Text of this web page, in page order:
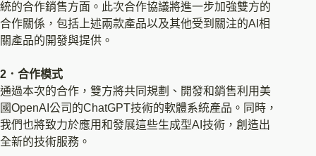
統的合作銷售方面。此次合作協議將進一步加強雙方的
合作關係，包括上述兩款產品以及其他受到關注的AI相
關產品的開發與提供。
2．合作模式
通過本次的合作，雙方將共同規劃、開發和銷售利用美
國OpenAI公司的ChatGPT技術的軟體系統產品。同時，
我們也將致力於應用和發展這些生成型AI技術，創造出
全新的技術服務。